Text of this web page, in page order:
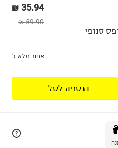
35.94 ₪
59.90 ₪
סנופי
אפור מלאנז'
הוספה לסל